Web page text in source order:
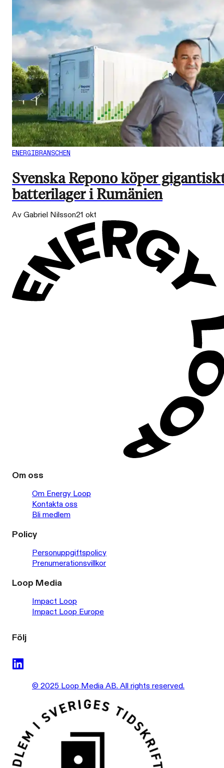
ENERGIBRANSCHEN
Svenska Repono köper
batterilager i Rumänien
Av Gabriel Nilsson21 okt
Om oss
Om Energy Loop
Kontakta oss
Bli medlem
Policy
Personuppgiftspolicy
Prenumerationsvillkor
Loop Media
Impact Loop
Impact Loop Europe
Följ
© 2025 Loop Media AB. All rights reserved.